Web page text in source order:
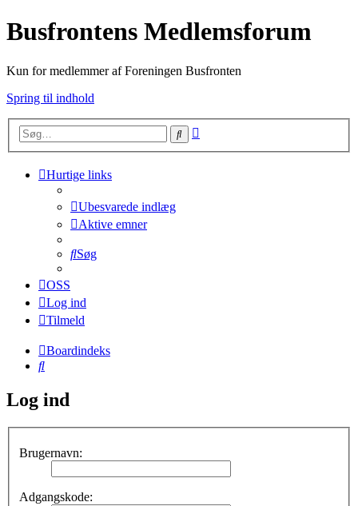
Busfrontens Medlemsforum
Kun for medlemmer af Foreningen Busfronten
Spring til indhold
Søg
Hurtige links
Ubesvarede indlæg
Aktive emner
Søg
OSS
Log ind
Tilmeld
Boardindeks
Søg
Log ind
Brugernavn:
Adgangskode: